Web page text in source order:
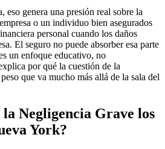
eso genera una presión real sobre la
o un individuo bien asegurados
personal cuando los daños
El seguro no puede absorber esa parte
un enfoque educativo, no
por qué la cuestión de la
que va mucho más allá de la sala del
Negligencia Grave los
York?